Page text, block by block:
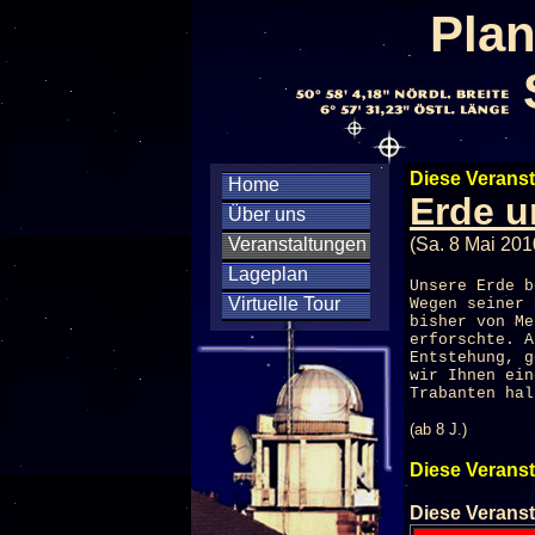
Home
Über uns
Veranstaltungen
Lageplan
Virtuelle Tour
Diese
Erde
(Sa. 8 Mai
Unsere Erde
Wegen
bisher von
erforschte.
Entstehung,
wir Ihnen
Trabanten
(ab 8 J.)
Diese
Diese